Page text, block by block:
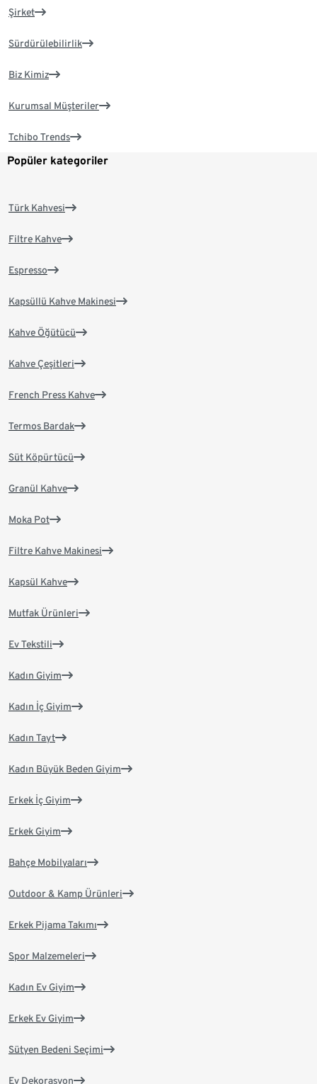
Şirket
Sürdürülebilirlik
Biz Kimiz
Kurumsal Müşteriler
Tchibo Trends
Popüler kategoriler
Türk Kahvesi
Filtre Kahve
Espresso
Kapsüllü Kahve Makinesi
Kahve Öğütücü
Kahve Çeşitleri
French Press Kahve
Termos Bardak
Süt Köpürtücü
Granül Kahve
Moka Pot
Filtre Kahve Makinesi
Kapsül Kahve
Mutfak Ürünleri
Ev Tekstili
Kadın Giyim
Kadın İç Giyim
Kadın Tayt
Kadın Büyük Beden Giyim
Erkek İç Giyim
Erkek Giyim
Bahçe Mobilyaları
Outdoor & Kamp Ürünleri
Erkek Pijama Takımı
Spor Malzemeleri
Kadın Ev Giyim
Erkek Ev Giyim
Sütyen Bedeni Seçimi
Ev Dekorasyon